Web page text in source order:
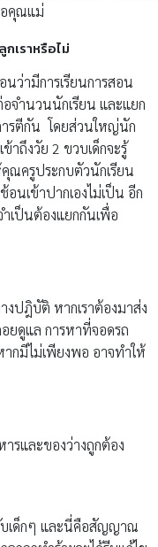
อคุณแม่
เราหรือไม่
ว่ามีการเรียนการสอน
จำนวนนักเรียน และแยก
การตีกัน โดยส่วนใหญ่นัก
าถึงวัย 2 ขวบเด็กจะรู้
ณครูประกบตัวนักเรียน
นเข้าปากเองไม่เป็น อีก
เป็นต้องแยกกันเพื่อ
ปฎิบัติ หากเราต้องมาส่ง
อยดูแล การหาที่จอดรถ
กมีไม่เพียงพอ อาจทำให้
ารและของว่างถูกต้อง
บเด็กๆ และนี่คือสัญญาณ